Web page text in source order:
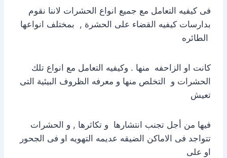
فى كيفيه التعامل مع جميع انواع الحشرات لاننا نقوم
بدارسات كيفيه القضاء على الحشرة , بمختلف انواعها
الطائره
كانت او الزاحفه منها . وكيفيه التعامل مع انواع تلك
الحشرات و التخلص منها و معرفه الظروف البيئية التى
تعيش
فيها من أجل تجنب انتشارها و تكاثرها , و الحشرات
تتواجد فى الاماكن الضيقه عديمه التهويه او فى الجحور
او على